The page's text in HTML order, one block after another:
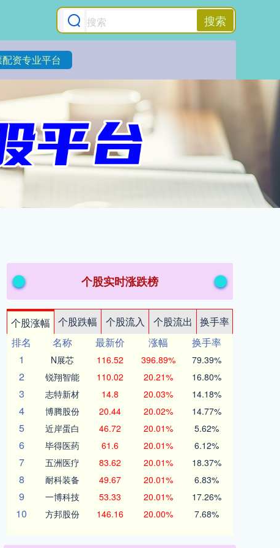
搜索
资专业平台
个股实时涨跌榜
个股涨幅 个股跌幅 个股流入 个股流出
换手率
排名
名称 最新价 涨幅
换手率
1
N展芯 116.52 396.89% 79.39%
2 锐翔智能 110.02 20.21% 16.80%
3 志特新材 14.8 20.03% 14.18%
4 博腾股份 20.44 20.02% 14.77%
5 近岸蛋白 46.72 20.01% 5.62%
6 毕得医药 61.6 20.01% 6.12%
7 五洲医疗 83.62 20.01% 18.37%
8 耐科装备 49.67 20.01% 6.83%
9 一博科技 53.33 20.01% 17.26%
10 方邦股份 146.16 20.00% 7.68%